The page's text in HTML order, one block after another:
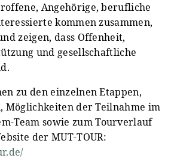
Angehörige, berufliche
kommen zusammen,
zeigen, dass Offenheit,
und gesellschaftliche
zu den einzelnen Etappen,
Möglichkeiten der Teilnahme im
Team sowie zum Tourverlauf
der MUT-TOUR: